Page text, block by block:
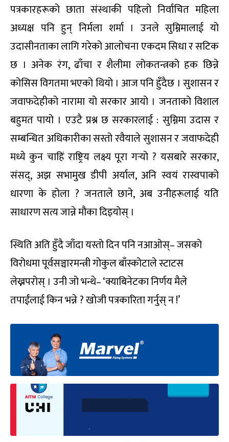
पत्रकारहरूको छाता संस्थाकी पहिलो निर्वाचित महिला
अध्यक्ष पनि हुन् निर्मला शर्मा । उनले सुम्निमालाई यो
उदासीनताका लागि गरेको आलोचना एकदम सिधा र सटिक
छ । अनेक रंग, ढाँचा र शैलीमा लोकतन्त्रको हक छिन्ने
कोसिस विगतमा भएको थियो । आज पनि हुँदैछ । सुशासन र
जवाफदेहीको नारामा यो सरकार आयो । जनताको विशाल
बहुमत पायो । एउटै प्रश्न छ सरकारलाई : सुम्निमा उदास र
सम्बन्धित अधिकारीका सस्तो रवैयाले सुशासन र जवाफदेही
मध्ये कुन चाहिं राष्ट्रिय लक्ष्य पूरा गर्‍यो ? यसबारे सरकार,
संसद्, अझ सभामुख डीपी अर्याल, अनि स्वयं रास्वपाको
धारणा के होला ? जनताले छाने, अब उनीहरूलाई यति
साधारण सत्य जान्ने मौका दिइयोस् ।
स्थिति अति हुँदै जाँदा यस्तो दिन पनि नआओस्– जसको
विरोधमा पूर्वसञ्चारमन्त्री गोकुल बाँस्कोटाले स्टाटस
लेख्नपरोस् । उनी जो भन्थे– ‘क्याबिनेटका निर्णय मैले
तपाईंलाई किन भन्ने ? खोजी पत्रकारिता गर्नुस् न !’